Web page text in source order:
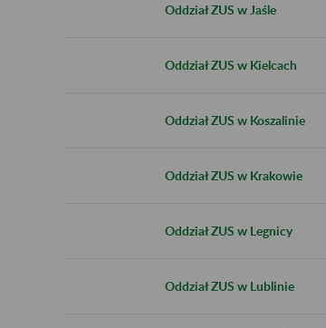
Oddział ZUS w Jaśle
Oddział ZUS w Kielcach
Oddział ZUS w Koszalinie
Oddział ZUS w Krakowie
Oddział ZUS w Legnicy
Oddział ZUS w Lublinie